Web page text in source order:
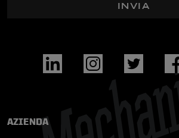
INVIA
AZIENDA